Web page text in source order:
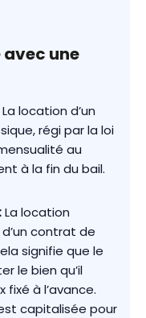
une
La location d’un
régi par la loi
au
à la fin du bail.
La location
contrat de
signifie que le
le bien qu’il
à l’avance.
capitalisée pour